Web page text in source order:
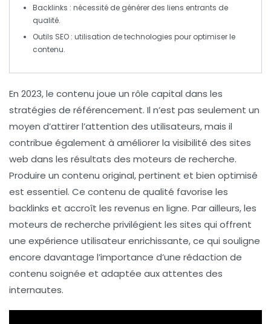
Backlinks : nécessité de générer des liens entrants de
qualité.
Outils SEO : utilisation de technologies pour optimiser le
contenu.
En 2023, le contenu joue un rôle capital dans les
stratégies de référencement. Il n’est pas seulement un
moyen d’attirer l’attention des utilisateurs, mais il
contribue également à améliorer la visibilité des sites
web dans les résultats des moteurs de recherche.
Produire un contenu original,pertinent et bien optimisé
est essentiel. Ce contenu de qualité favorise les
backlinks et accroît les revenus en ligne. Par ailleurs, les
moteurs de recherche privilégient les sites qui offrent
une expérience utilisateurenrichissante, ce qui souligne
encore davantage l’importance d’une rédaction de
contenu soignée et adaptée aux attentes des
internautes.